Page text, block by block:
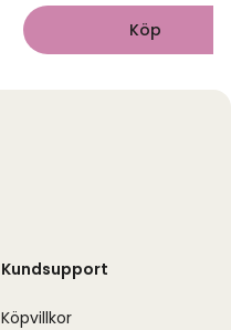
Köp
Kundsupport
Köpvillkor